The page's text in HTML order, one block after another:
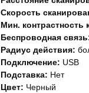
Скорость
Мин. контрастность
Беспроводная
Радиус действия:
Подключение: USB
Подставка: Нет
Цвет: Черный